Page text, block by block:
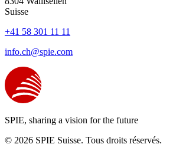
Suisse
+41 58 301 11 11
info.ch@spie.com
SPIE, sharing a vision for the future
© 2026 SPIE Suisse. Tous droits réservés.